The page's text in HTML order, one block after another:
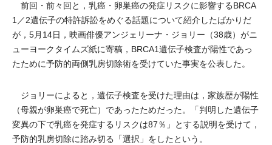
前回・前々回と，乳癌・卵巣癌の発症リスクに影響するBRCA
1／2遺伝子の特許訴訟をめぐる話題について紹介したばかりだ
が，5月14日，映画俳優アンジェリーナ・ジョリー（38歳）がニ
ューヨークタイムズ紙に寄稿，BRCA1遺伝子検査が陽性であっ
たために予防的両側乳房切除術を受けていた事実を公表した。
ジョリーによると，遺伝子検査を受けた理由は，家族歴が陽性
（母親が卵巣癌で死亡）であったためだった。「判明した遺伝子
変異の下で乳癌を発症するリスクは87％」とする説明を受けて，
予防的乳房切除に踏み切る「選択」をしたという。